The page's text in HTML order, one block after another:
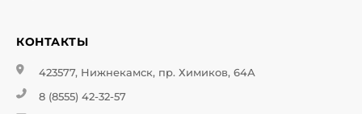
КОНТАКТЫ
423577, Нижнекамск, пр. Химиков, 64А
8 (8555) 42-32-57